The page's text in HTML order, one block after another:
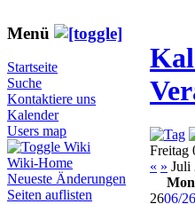
Menü
Startseite
Suche
Kontaktiere uns
Kalender
Users map
Wiki
Wiki-Home
Neueste Änderungen
Seiten auflisten
Freitag
« » Juli
2606/26